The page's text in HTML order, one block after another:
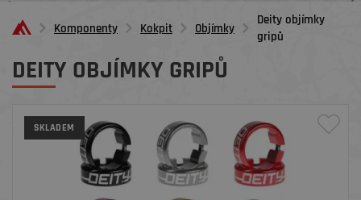
Komponenty Kokpit Objímky
Deity objímky
gripů
DEITY OBJÍMKY GRIPŮ
SKLADEM